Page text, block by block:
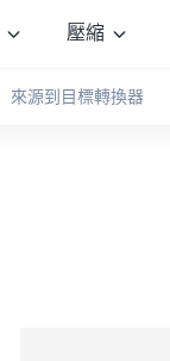
壓縮
來源到目標轉換器